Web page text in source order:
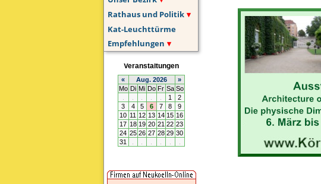
Rathaus und Politik
Kat-Leuchttürme
Empfehlungen